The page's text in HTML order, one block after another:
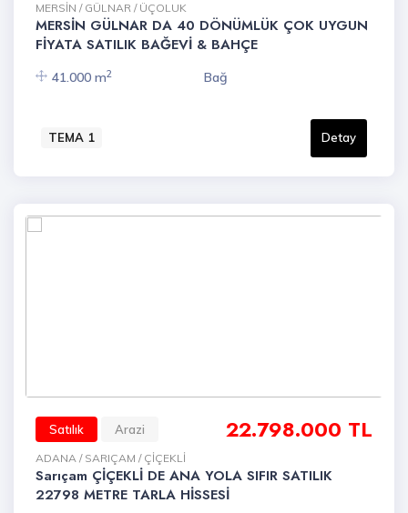
MERSİN / GÜLNAR / ÜÇOLUK
MERSİN GÜLNAR DA 40 DÖNÜMLÜK ÇOK UYGUN
FİYATA SATILIK BAĞEVİ & BAHÇE
41.000 m2 Bağ
TEMA 1 Detay
Satılık Arazi 22.798.000 TL
ADANA / SARIÇAM / ÇİÇEKLİ
Sarıçam ÇİÇEKLİ DE ANA YOLA SIFIR SATILIK
22798 METRE TARLA HİSSESİ